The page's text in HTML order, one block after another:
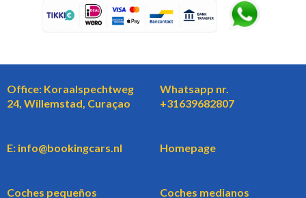
Office: Koraalspechtweg
24, Willemstad, Curaçao
Whatsapp nr.
+31639682807
E: info@bookingcars.nl Homepage
Coches pequeños Coches medianos